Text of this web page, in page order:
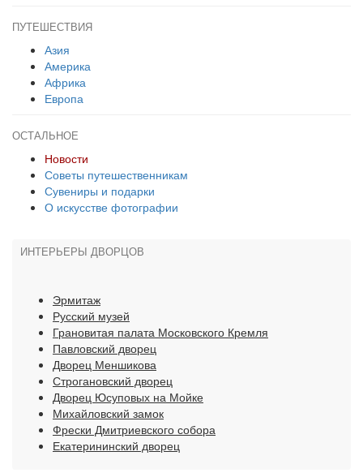
ПУТЕШЕСТВИЯ
Азия
Америка
Африка
Европа
ОСТАЛЬНОЕ
Новости
Советы путешественникам
Сувениры и подарки
О искусстве фотографии
ИНТЕРЬЕРЫ ДВОРЦОВ
Эрмитаж
Русский музей
Грановитая палата Московского Кремля
Павловский дворец
Дворец Меншикова
Строгановский дворец
Дворец Юсуповых на Мойке
Михайловский замок
Фрески Дмитриевского собора
Екатерининский дворец